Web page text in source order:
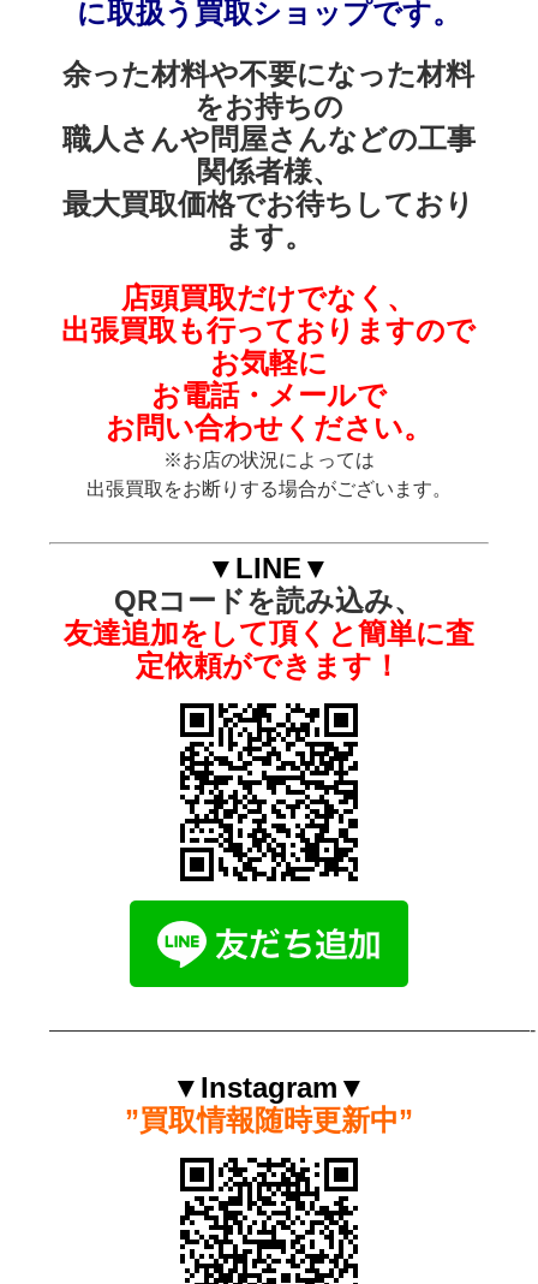
に取扱う買取ショップです。
余った材料や不要になった材料
をお持ちの
職人さんや問屋さんなどの工事
関係者様、
最大買取価格でお待ちしており
ます。
店頭買取だけでなく、
出張買取も行っておりますので
お気軽に
お電話・メールで
お問い合わせください。
※お店の状況によっては
出張買取をお断りする場合がございます。
▼LINE▼
QRコードを読み込み、
友達追加をして頂くと簡単に査
定依頼ができます！
—————————————————————————-
▼Instagram▼
”買取情報随時更新中”